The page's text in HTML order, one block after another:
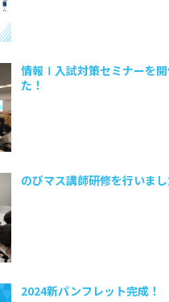
情報Ⅰ入試対策セミナーを
た！
のびマス講師研修を行いま
2024新パンフレット完成！